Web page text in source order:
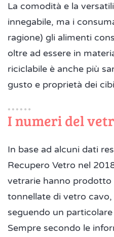
La comodità e la
innegabile, ma i
ragione) gli alimenti
oltre ad essere in
riciclabile è anche più
gusto e proprietà dei
I numeri del
In base ad alcuni dati
Recupero Vetro nel
vetrarie hanno
tonnellate di vetro
seguendo un
Sempre secondo le